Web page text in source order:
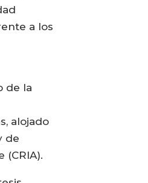
a los
de la
alojado
de
(CRIA).